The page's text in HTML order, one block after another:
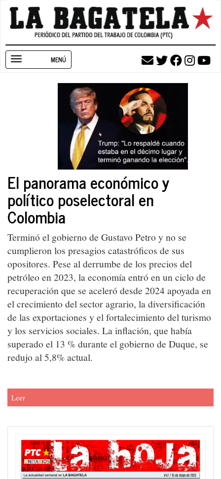
Pasar
contenido
navigation
El panorama económico y
político poselectoral en
Colombia
Terminó el gobierno de Gustavo Petro y no se
cumplieron los presagios catastróficos de sus
opositores. Pese al derrumbe de los precios del
petróleo en 2023, la economía entró en un ciclo de
recuperación que se aceleró desde 2024 apoyada en
el crecimiento del sector agrario, la diversificación
de las exportaciones y el fortalecimiento del turismo
y los servicios sociales. La inflación, que había
superado el 13 % durante el gobierno de Duque, se
redujo al 5,8% actual.
Leer